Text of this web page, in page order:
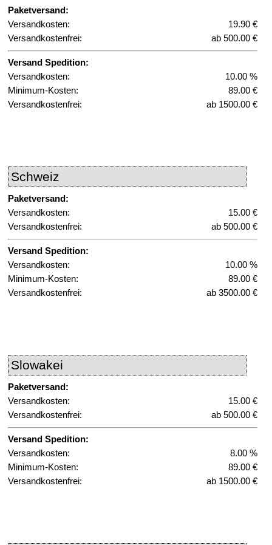
Paketversand:
Versandkosten:
19.90 €
Versandkostenfrei:
ab 500.00 €
Versand Spedition:
Versandkosten:
10.00 %
Minimum-Kosten:
89.00 €
Versandkostenfrei:
ab 1500.00 €
Schweiz
Paketversand:
Versandkosten:
15.00 €
Versandkostenfrei:
ab 500.00 €
Versand Spedition:
Versandkosten:
10.00 %
Minimum-Kosten:
89.00 €
Versandkostenfrei:
ab 3500.00 €
Slowakei
Paketversand:
Versandkosten:
15.00 €
Versandkostenfrei:
ab 500.00 €
Versand Spedition:
Versandkosten:
8.00 %
Minimum-Kosten:
89.00 €
Versandkostenfrei:
ab 1500.00 €